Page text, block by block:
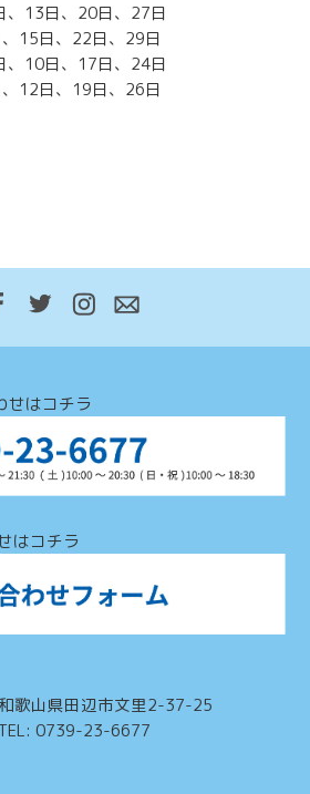
13日、20日、27日
、22日、29日
10日、17日、24日
、19日、26日
せはコチラ
はコチラ
和歌山県田辺市文里2-37-25
0739-23-6677